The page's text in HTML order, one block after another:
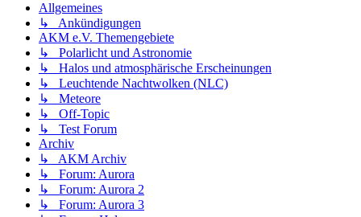
Allgemeines
↳ Ankündigungen
AKM e.V. Themengebiete
↳ Polarlicht und Astronomie
↳ Halos und atmosphärische Erscheinungen
↳ Leuchtende Nachtwolken (NLC)
↳ Meteore
↳ Off-Topic
↳ Test Forum
Archiv
↳ AKM Archiv
↳ Forum: Aurora
↳ Forum: Aurora 2
↳ Forum: Aurora 3